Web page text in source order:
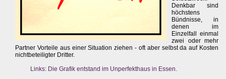
Denkbar sind
höchstens
Bündnisse, in
denen im
Einzelfall einmal
zwei oder mehr
Partner Vorteile aus einer Situation ziehen - oft aber selbst da auf Kosten
nichtbeteiligter Dritter.
Links: Die Grafik entstand im Unperfekthaus in Essen.